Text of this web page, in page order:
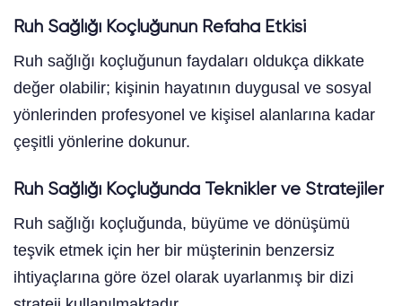
Ruh Sağlığı Koçluğunun Refaha Etkisi
Ruh sağlığı koçluğunun faydaları oldukça dikkate
değer olabilir; kişinin hayatının duygusal ve sosyal
yönlerinden profesyonel ve kişisel alanlarına kadar
çeşitli yönlerine dokunur.
Ruh Sağlığı Koçluğunda Teknikler ve Stratejiler
Ruh sağlığı koçluğunda, büyüme ve dönüşümü
teşvik etmek için her bir müşterinin benzersiz
ihtiyaçlarına göre özel olarak uyarlanmış bir dizi